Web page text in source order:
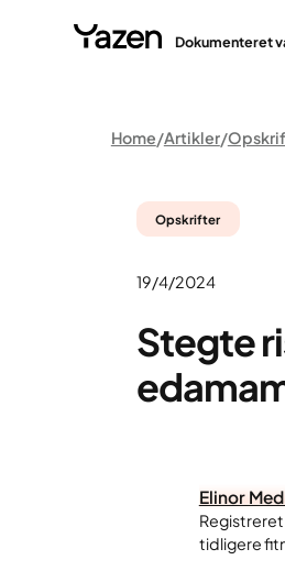
Dokumenteret
Home Artikler
Opskrifter
19/4/2024
Stegte
Elinor
tidligere